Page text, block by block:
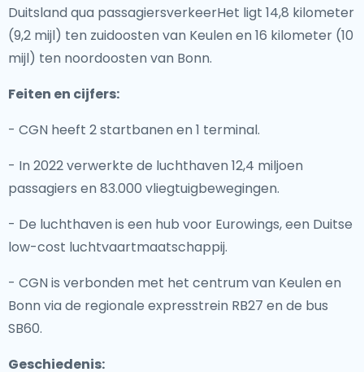
Duitsland qua passagiersverkeerHet ligt 14,8 kilometer
(9,2 mijl) ten zuidoosten van Keulen en 16 kilometer (10
mijl) ten noordoosten van Bonn.
Feiten en cijfers:
- CGN heeft 2 startbanen en 1 terminal.
- In 2022 verwerkte de luchthaven 12,4 miljoen
passagiers en 83.000 vliegtuigbewegingen.
- De luchthaven is een hub voor Eurowings, een Duitse
low-cost luchtvaartmaatschappij.
- CGN is verbonden met het centrum van Keulen en
Bonn via de regionale expresstrein RB27 en de bus
SB60.
Geschiedenis: